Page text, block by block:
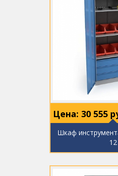
Цена: 30 555
Шкаф
12